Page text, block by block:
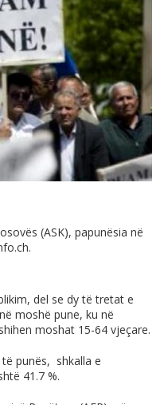
(ASK), papunësia në
.
del se dy të tretat e
moshë pune, ku në
moshat 15-64 vjeçare.
punës, shkalla e
41.7 %.